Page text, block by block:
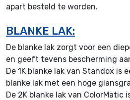
apart besteld te worden.
BLANKE LAK:
De blanke lak zorgt voor een
en geeft tevens bescherming
De 1K blanke lak van Standox is
blanke lak met een hoge
De 2K blanke lak van ColorMatic